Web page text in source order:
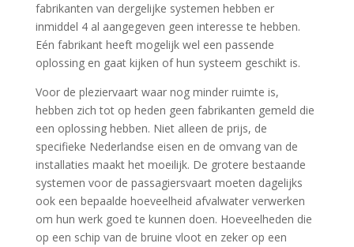
fabrikanten van dergelijke systemen hebben er
inmiddel 4 al aangegeven geen interesse te hebben.
Eén fabrikant heeft mogelijk wel een passende
oplossing en gaat kijken of hun systeem geschikt is.
Voor de pleziervaart waar nog minder ruimte is,
hebben zich tot op heden geen fabrikanten gemeld die
een oplossing hebben. Niet alleen de prijs, de
specifieke Nederlandse eisen en de omvang van de
installaties maakt het moeilijk. De grotere bestaande
systemen voor de passagiersvaart moeten dagelijks
ook een bepaalde hoeveelheid afvalwater verwerken
om hun werk goed te kunnen doen. Hoeveelheden die
op een schip van de bruine vloot en zeker op een